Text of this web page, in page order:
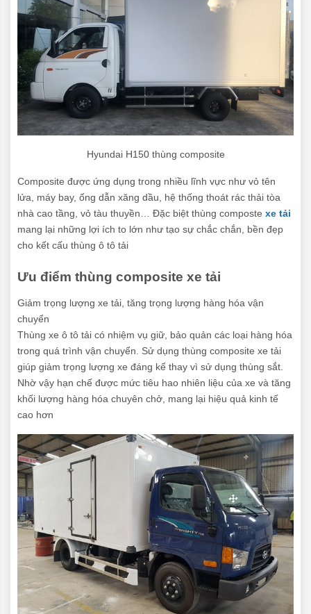
Hyundai H150 thùng composite
Composite được ứng dụng trong nhiều lĩnh vực như vỏ tên
lửa, máy bay, ống dẫn xăng dầu, hệ thống thoát rác thải tòa
nhà cao tầng, vỏ tàu thuyền… Đặc biệt thùng composte xe tải
mang lại những lợi ích to lớn như tạo sự chắc chắn, bền đẹp
cho kết cấu thùng ô tô tải
Ưu điểm thùng composite xe tải
Giảm trọng lượng xe tải, tăng trọng lượng hàng hóa vận
chuyển
Thùng xe ô tô tải có nhiệm vụ giữ, bảo quản các loại hàng hóa
trong quá trình vận chuyển. Sử dụng thùng composite xe tải
giúp giảm trọng lượng xe đáng kể thay vì sử dụng thùng sắt.
Nhờ vậy hạn chế được mức tiêu hao nhiên liệu của xe và tăng
khối lượng hàng hóa chuyên chở, mang lại hiệu quả kinh tế
cao hơn